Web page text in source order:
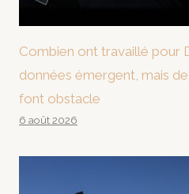
Combien ont travaillé pour
données émergent, mais
font obstacle
6 août 2026